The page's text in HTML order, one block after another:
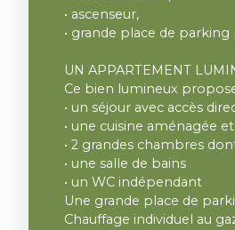
• ascenseur,
• grande place de parking
UN APPARTEMENT
Ce bien lumineux
• un séjour avec accès
• une cuisine aménagée
• 2 grandes chambres
• une salle de bains
• un WC indépendant
Une grande place de
Chauffage individuel au